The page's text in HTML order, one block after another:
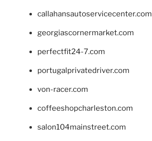
callahansautoservicecenter.com
georgiascornermarket.com
perfectfit24-7.com
portugalprivatedriver.com
von-racer.com
coffeeshopcharleston.com
salon104mainstreet.com